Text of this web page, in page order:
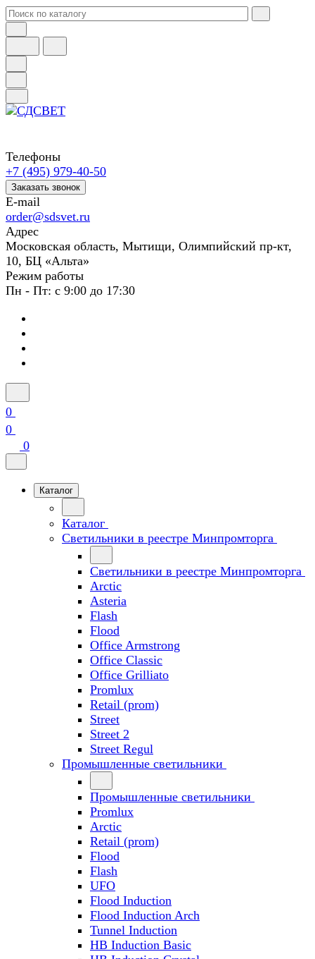
Телефоны
+7 (495) 979-40-50
Заказать звонок
E-mail
order@sdsvet.ru
Адрес
Московская область, Мытищи, Олимпийский пр-кт,
10, БЦ «Альта»
Режим работы
Пн - Пт: с 9:00 до 17:30
0
0
0
Каталог
Каталог
Светильники в реестре Минпромторга
Светильники в реестре Минпромторга
Arctic
Asteria
Flash
Flood
Office Armstrong
Office Classic
Office Grilliato
Promlux
Retail (prom)
Street
Street 2
Street Regul
Промышленные светильники
Промышленные светильники
Promlux
Arctic
Retail (prom)
Flood
Flash
UFO
Flood Induction
Flood Induction Arch
Tunnel Induction
HB Induction Basic